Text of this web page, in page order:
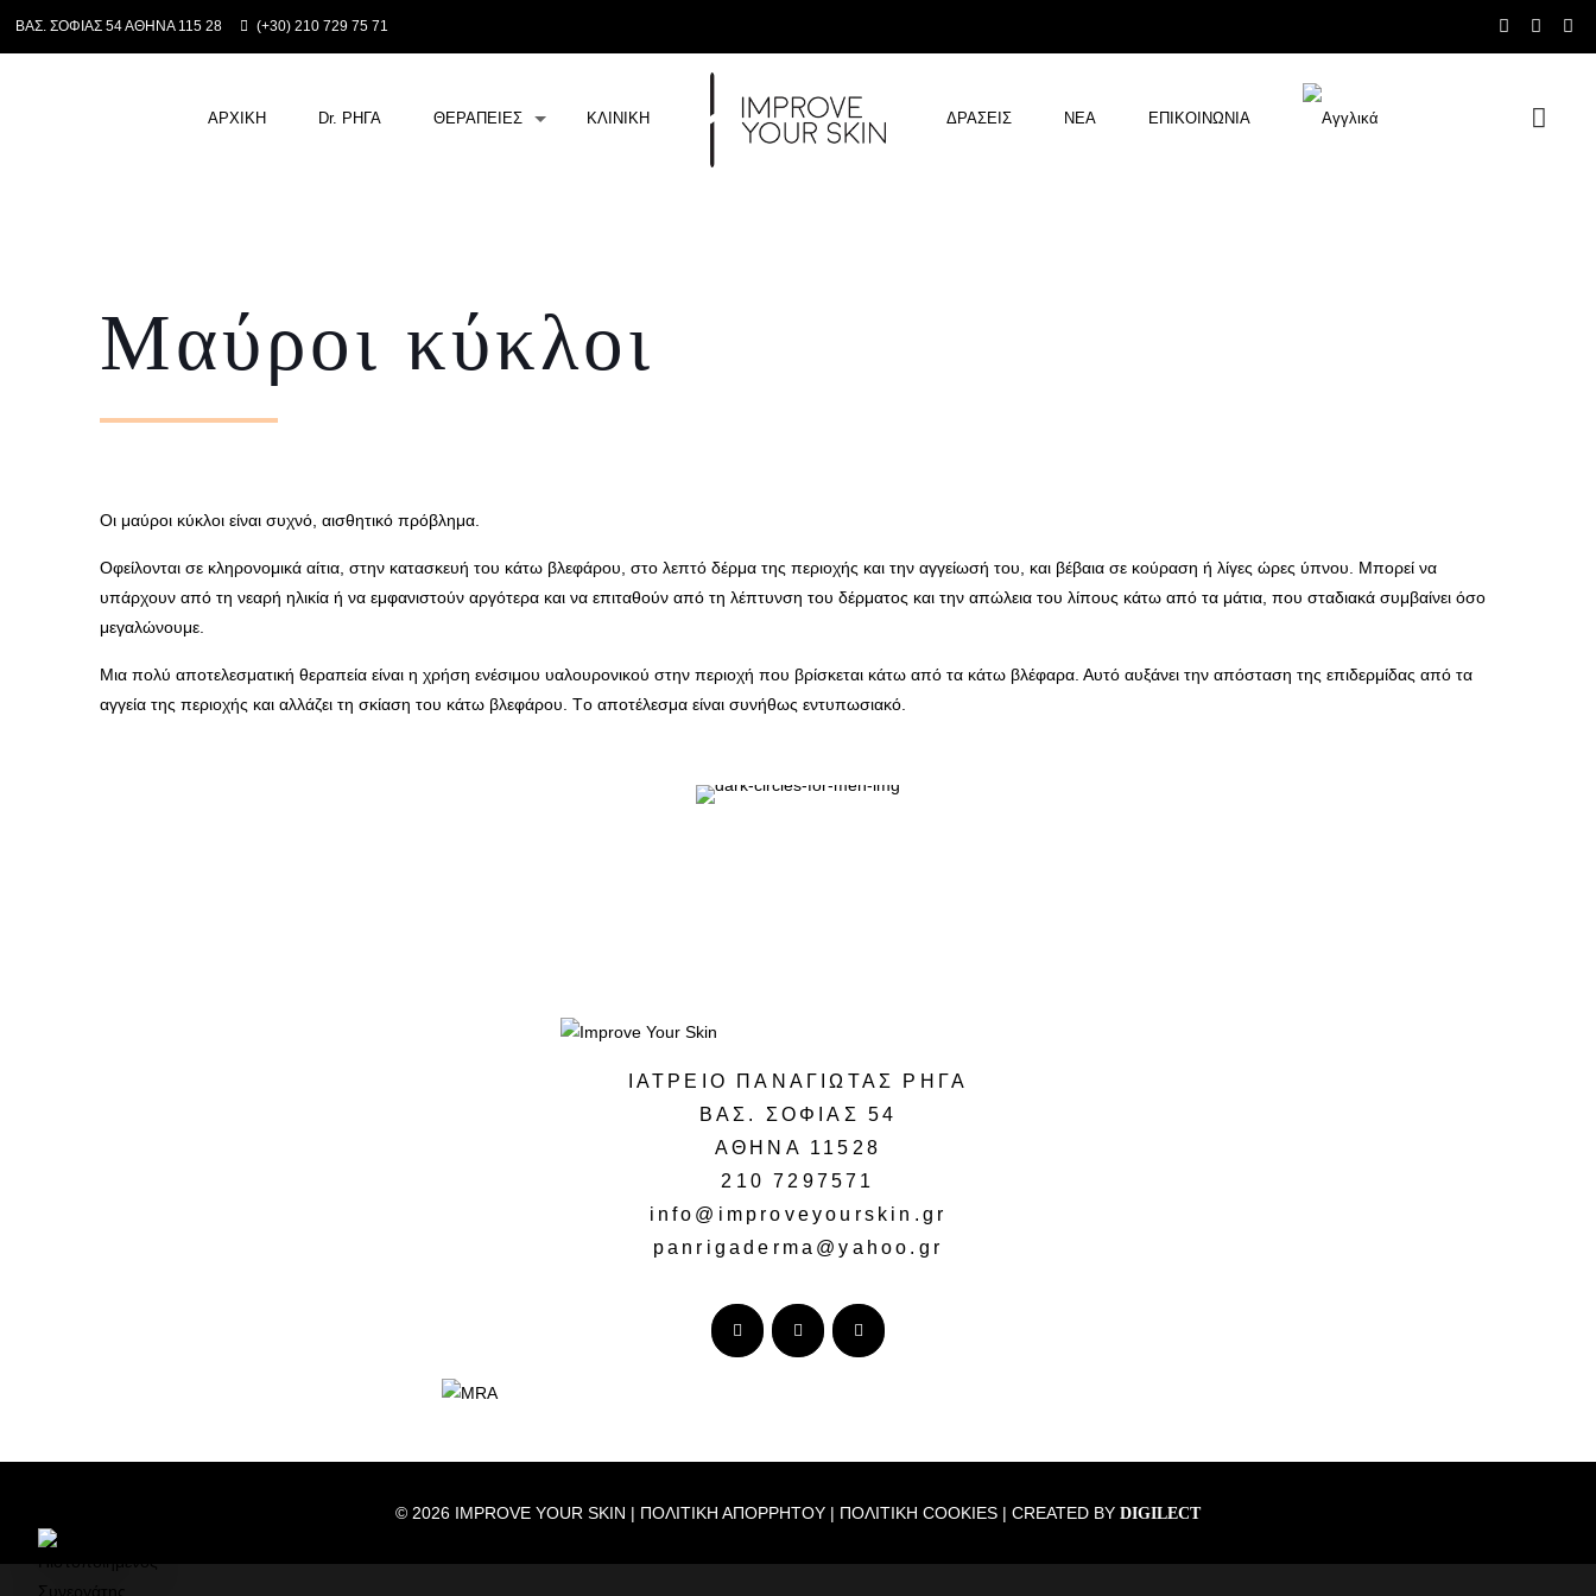
ΒΑΣ. ΣΟΦΙΑΣ 54 ΑΘΗΝΑ 115 28 (+30) 210 729 75 71
ΑΡΧΙΚΗ Dr. ΡΗΓΑ ΘΕΡΑΠΕΙΕΣ ΚΛΙΝΙΚΗ ΔΡΑΣΕΙΣ ΝΕΑ ΕΠΙΚΟΙΝΩΝΙΑ
Μαύροι κύκλοι
Οι μαύροι κύκλοι είναι συχνό, αισθητικό πρόβλημα.
Οφείλονται σε κληρονομικά αίτια, στην κατασκευή του κάτω βλεφάρου, στο λεπτό δέρμα της περιοχής και την αγγείωσή του, και βέβαια σε κούραση ή λίγες ώρες ύπνου. Μπορεί να
υπάρχουν από τη νεαρή ηλικία ή να εμφανιστούν αργότερα και να επιταθούν από τη λέπτυνση του δέρματος και την απώλεια του λίπους κάτω από τα μάτια, που σταδιακά συμβαίνει όσο
μεγαλώνουμε.
Μια πολύ αποτελεσματική θεραπεία είναι η χρήση ενέσιμου υαλουρονικού στην περιοχή που βρίσκεται κάτω από τα κάτω βλέφαρα. Αυτό αυξάνει την απόσταση της επιδερμίδας από τα
αγγεία της περιοχής και αλλάζει τη σκίαση του κάτω βλεφάρου. Tο αποτέλεσμα είναι συνήθως εντυπωσιακό.
ΙΑΤΡΕΙΟ ΠΑΝΑΓΙΩΤΑΣ ΡΗΓΑ
ΒΑΣ. ΣΟΦΙΑΣ 54
ΑΘΗΝΑ 11528
210 7297571
info@improveyourskin.gr
panrigaderma@yahoo.gr
© 2026 IMPROVE YOUR SKIN | ΠΟΛΙΤΙΚΗ ΑΠΟΡΡΗΤΟΥ | ΠΟΛΙΤΙΚΗ COOKIES | CREATED BY DIGILECT